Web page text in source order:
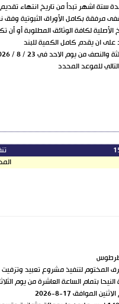
ستة اشهر تبدأ من تاريخ انتهاء
بكامل الأوراق الثبوتية وفق نظام
لكافة الوثائق المطلوبة أو
ان يقدم كامل الكمية للبند
من يوم الاحد في 23 / 8 / 2026
للموعد المحدد
طرطوس
المختوم لتنفيذ مشروع تعبيد
الساعة العاشرة من يوم الثلاثاء الموافق 18-8-2026
الموافق 17-8-2026